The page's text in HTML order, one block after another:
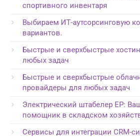
спортивного инвентаря
Выбираем ИТ-аутсорсинговую
вариантов.
Быстрые и сверхбыстрые
любых задач
Быстрые и сверхбыстрые
провайдеры для любых задач
Электрический штабелер EP:
помощник в складском
Сервисы для интеграции CRM-